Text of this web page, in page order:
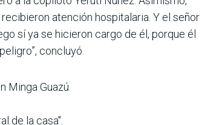
atención hospitalaria. Y el señor
sí ya se hicieron cargo de él, porque él
concluyó.
Minga Guazú
de la casa".